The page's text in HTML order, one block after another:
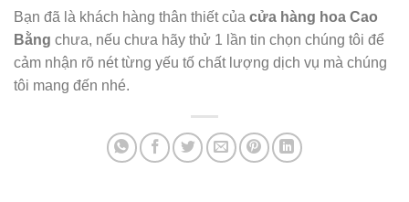
Bạn đã là khách hàng thân thiết của cửa hàng hoa Cao
Bằng chưa, nếu chưa hãy thử 1 lần tin chọn chúng tôi để
cảm nhận rõ nét từng yếu tố chất lượng dịch vụ mà chúng
tôi mang đến nhé.